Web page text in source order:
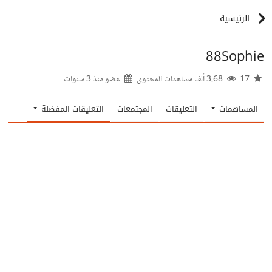
الرئيسية
88Sophie
عضو منذ3 سنوات
المساهمات التعليقات المجتمعات التعليقات المفضلة